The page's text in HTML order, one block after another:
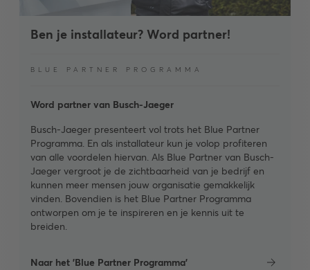
Ben je installateur? Word partner!
BLUE PARTNER PROGRAMMA
Word partner van Busch-Jaeger
Busch-Jaeger presenteert vol trots het Blue Partner
Programma. En als installateur kun je volop profiteren
van alle voordelen hiervan. Als Blue Partner van Busch-
Jaeger vergroot je de zichtbaarheid van je bedrijf en
kunnen meer mensen jouw organisatie gemakkelijk
vinden. Bovendien is het Blue Partner Programma
ontworpen om je te inspireren en je kennis uit te
breiden.
Naar het 'Blue Partner Programma'